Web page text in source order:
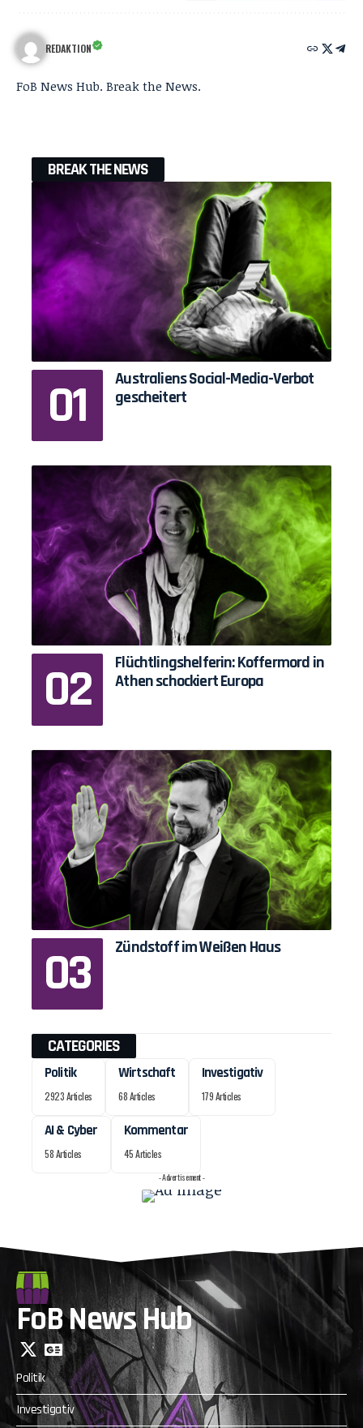
REDAKTION
FoB News Hub. Break the News.
BREAK THE NEWS
Australiens Social-Media-Verbot
gescheitert
Flüchtlingshelferin: Koffermord in
Athen schockiert Europa
Zündstoff im Weißen Haus
CATEGORIES
Politik
2923 Articles
Wirtschaft
68 Articles
Investigativ
179 Articles
AI & Cyber
58 Articles
Kommentar
45 Articles
- Advertisement -
FoB News Hub
Politik
Investigativ